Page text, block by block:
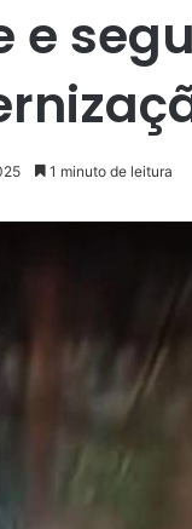
e
1 minuto de leitura